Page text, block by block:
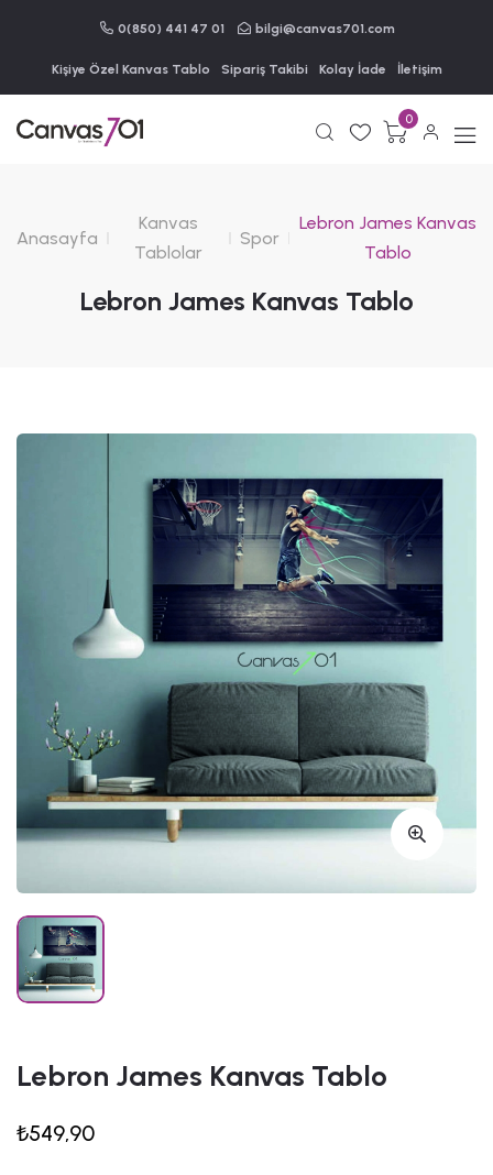
0(850) 441 47 01 bilgi@canvas701.com
Kişiye Özel Kanvas Tablo Sipariş Takibi Kolay İade İletişim
0
Anasayfa
Kanvas
Tablolar
Spor
Lebron James Kanvas
Tablo
Lebron James Kanvas Tablo
Lebron James Kanvas Tablo
₺549,90